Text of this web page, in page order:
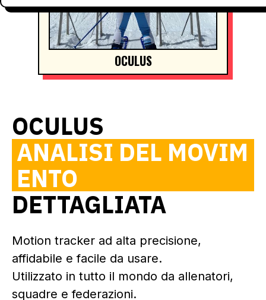
OCULUS
ANALISI DEL MOVIM
ENTO
DETTAGLIATA
Motion tracker ad alta precisione,
affidabile e facile da usare.
Utilizzato in tutto il mondo da allenatori,
squadre e federazioni.
OCULUS